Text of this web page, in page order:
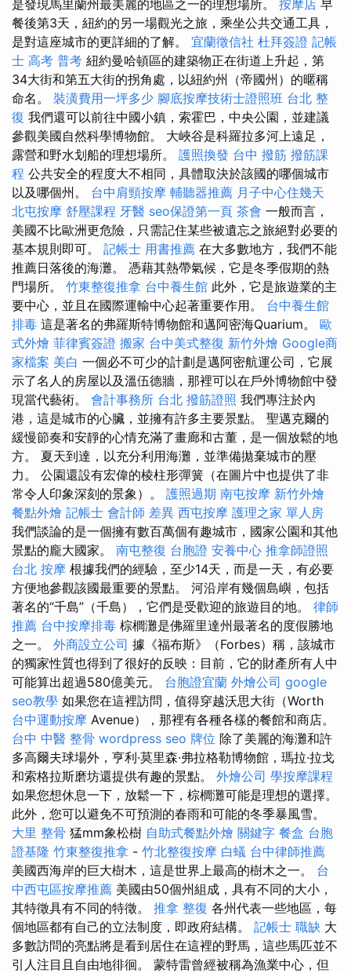
是發現馬里蘭州最美麗的地區之一的理想場所。 按摩店 早
餐後第3天，紐約的另一場觀光之旅，乘坐公共交通工具，
是對這座城市的更詳細的了解。 宜蘭徵信社 杜拜簽證 記帳
士 高考 普考 紐約曼哈頓區的建築物正在街道上升起，第
34大街和第五大街的拐角處，以紐約州（帝國州）的暱稱
命名。 裝潢費用一坪多少 腳底按摩技術士證照班 台北 整
復 我們還可以前往中國小鎮，索霍巴，中央公園，並建議
參觀美國自然科學博物館。 大峽谷是科羅拉多河上遠足，
露營和野水划船的理想場所。 護照換發 台中 撥筋 撥筋課
程 公共安全的程度大不相同，具體取決於該國的哪個城市
以及哪個州。 台中肩頸按摩 輔聽器推薦 月子中心住幾天
北屯按摩 舒壓課程 牙醫 seo保證第一頁 茶會 一般而言，
美國不比歐洲更危險，只需記住某些被遺忘之旅絕對必要的
基本規則即可。 記帳士 用書推薦 在大多數地方，我們不能
推薦日落後的海灘。 憑藉其熱帶氣候，它是冬季假期的熱
門場所。 竹東整復推拿 台中養生館 此外，它是旅遊業的主
要中心，並且在國際運輸中心起著重要作用。 台中養生館
排毒 這是著名的弗羅斯特博物館和邁阿密海Quarium。 歐
式外燴 菲律賓簽證 搬家 台中美式整復 新竹外燴 Google商
家檔案 美白 一個必不可少的計劃是邁阿密航運公司，它展
示了名人的房屋以及溫伍德牆，那裡可以在戶外博物館中發
現當代藝術。 會計事務所 台北 撥筋證照 我們專注於內
港，這是城市的心臟，並擁有許多主要景點。 聖邁克爾的
緩慢節奏和安靜的心情充滿了畫廊和古董，是一個放鬆的地
方。 夏天到達，以充分利用海灘，並準備拋棄城市的壓
力。 公園還設有宏偉的棱柱形彈簧（在圖片中也提供了非
常令人印象深刻的景象）。 護照過期 南屯按摩 新竹外燴
餐點外燴 記帳士 會計師 差異 西屯按摩 護理之家 單人房
我們談論的是一個擁有數百萬個有趣城市，國家公園和其他
景點的龐大國家。 南屯整復 台胞證 安養中心 推拿師證照
台北 按摩 根據我們的經驗，至少14天，而是一天，有必要
方便地參觀該國最重要的景點。 河沿岸有幾個島嶼，包括
著名的“千島”（千島），它們是受歡迎的旅遊目的地。 律師
推薦 台中按摩排毒 棕櫚灘是佛羅里達州最著名的度假勝地
之一。 外商設立公司 據《福布斯》（Forbes）稱，該城市
的獨家性質也得到了很好的反映：目前，它的財產所有人中
可能算出超過580億美元。 台胞證宜蘭 外燴公司 google
seo教學 如果您在這裡訪問，值得穿越沃思大街（Worth
台中運動按摩 Avenue），那裡有各種各樣的餐館和商店。
台中 中醫 整骨 wordpress seo 牌位 除了美麗的海灘和許
多高爾夫球場外，亨利·莫里森·弗拉格勒博物館，瑪拉·拉戈
和索格拉斯磨坊還提供有趣的景點。 外燴公司 學按摩課程
如果您想休息一下，放鬆一下，棕櫚灘可能是理想的選擇。
此外，您可以避免不可預測的春雨和可能的冬季暴風雪。
大里 整骨 猛mm象松樹 自助式餐點外燴 關鍵字 餐盒 台胞
證基隆 竹東整復推拿 - 竹北整復按摩 白蟻 台中律師推薦
美國西海岸的巨大樹木，這是世界上最高的樹木之一。 台
中西屯區按摩推薦 美國由50個州組成，具有不同的大小，
其特徵具有不同的特徵。 推拿 整復 各州代表一些地區，每
個地區都有自己的立法制度，即政府結構。 記帳士 職缺 大
多數訪問的亮點將是看到居住在這裡的野馬，這些馬匹並不
引人注目且自由地徘徊。 蒙特雷曾經被稱為漁業中心，但